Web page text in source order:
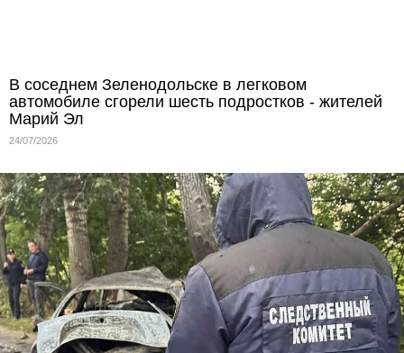
В соседнем Зеленодольске в легковом
автомобиле сгорели шесть подростков - жителей
Марий Эл
24/07/2026